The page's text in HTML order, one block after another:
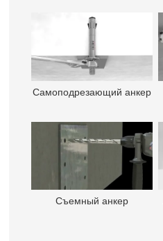
Самоподрезающий анкер
Съемный анкер